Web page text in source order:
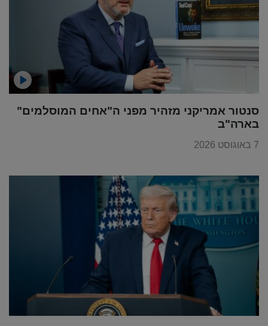
סנטור אמריקני מזהיר מפני ה"אחים המוסלמים"
בארה"ב
7 באוגוסט 2026